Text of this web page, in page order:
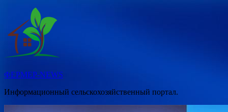
Перейти
содержимому
ФЕРМЕР-NEWS
Информационный сельскохозяйственный портал.